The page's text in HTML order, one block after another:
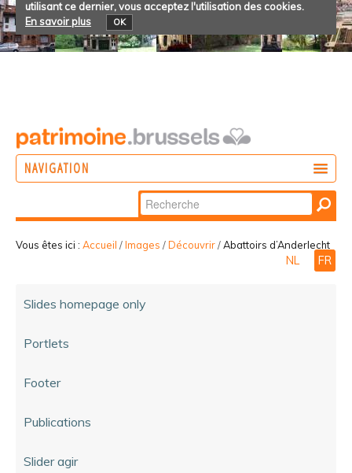
utilisant ce dernier, vous acceptez l'utilisation des cookies.
En savoir plus
OK
NAVIGATION
Chercher par
Recherche
avancée…
Vous êtes ici : Accueil /Images /Découvrir/Abattoirs d’Anderlecht
NL FR
Slides homepage only
Portlets
Footer
Publications
Slider agir